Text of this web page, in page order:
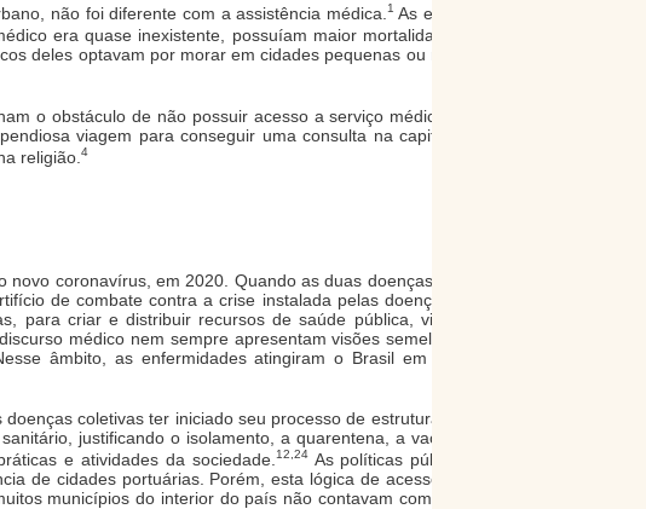
não foi diferente com a assistência médica. 1 As estatísticas
era quase inexistente, possuíam maior mortalidade.
deles optavam por morar em cidades pequenas ou nas zonas
o obstáculo de não possuir acesso a serviço médico e muito
viagem para conseguir uma consulta na capital. Dessa
religião. 4
coronavírus, em 2020. Quando as duas doenças atingiram
de combate contra a crise instalada pelas doenças. Desse
para criar e distribuir recursos de saúde pública, visto que o
médico nem sempre apresentam visões semelhantes do
âmbito, as enfermidades atingiram o Brasil em contextos
coletivas ter iniciado seu processo de estruturação, pois
justificando o isolamento, a quarentena, a vacinação, o
e atividades da sociedade. 12,24As políticas públicas, até
de cidades portuárias. Porém, esta lógica de acesso à saúde
municípios do interior do país não contavam com a mesma